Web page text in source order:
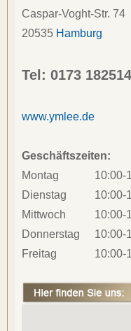
Caspar-Voght-Str. 74
20535 Hamburg
Tel: 0173
www.ymlee.de
Geschäftszeiten:
Montag
10:00-
Dienstag
10:00-
Mittwoch
10:00-
Donnerstag
10:00-
Freitag
10:00-